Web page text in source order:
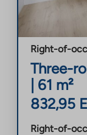
Right-of-
Three-
61 m²
832,95
Right-of-